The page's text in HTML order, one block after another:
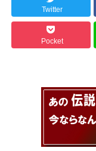
Twitter
Pocket